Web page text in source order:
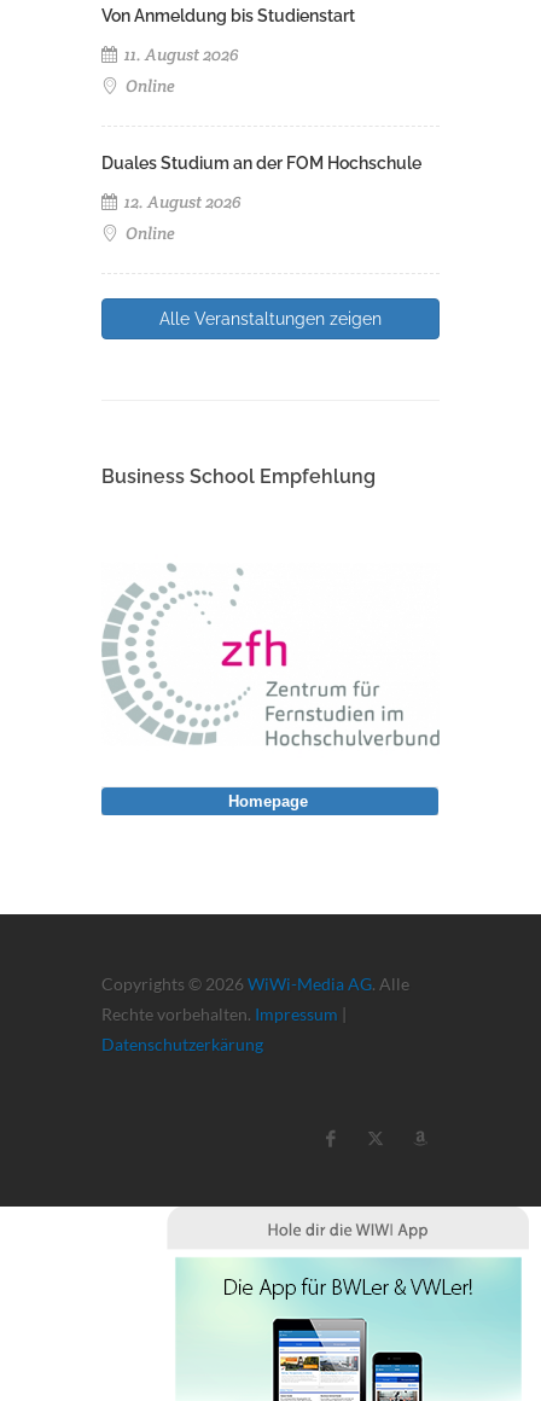
Von Anmeldung bis Studienstart
11. August 2026
Online
Duales Studium an der FOM Hochschule
12. August 2026
Online
Alle Veranstaltungen zeigen
Business School Empfehlung
Copyrights © 2026 WiWi-Media AG. Alle
Rechte vorbehalten. Impressum |
Datenschutzerkärung
Homepage